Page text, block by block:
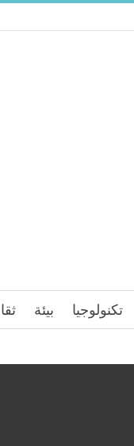
تكنولوجيا بيئة